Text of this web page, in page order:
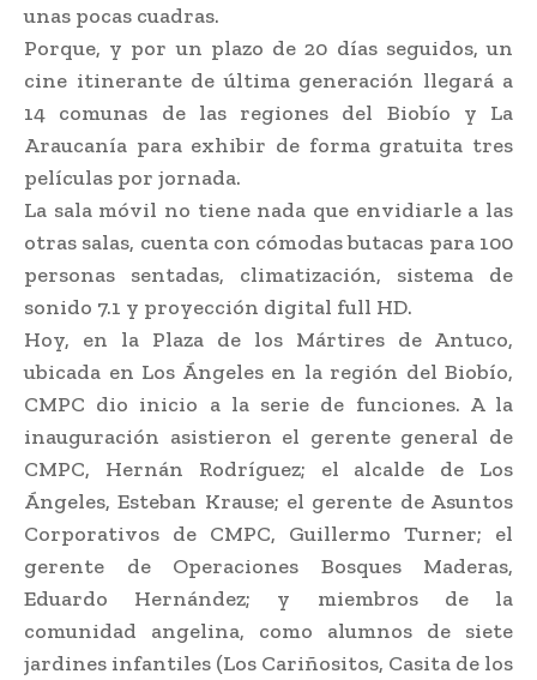
unas pocas cuadras.
Porque, y por un plazo de 20 días seguidos, un
cine itinerante de última generación llegará a
14 comunas de las regiones del Biobío y La
Araucanía para exhibir de forma gratuita tres
películas por jornada.
La sala móvil no tiene nada que envidiarle a las
otras salas, cuenta con cómodas butacas para 100
personas sentadas, climatización, sistema de
sonido 7.1 y proyección digital full HD.
Hoy, en la Plaza de los Mártires de Antuco,
ubicada en Los Ángeles en la región del Biobío,
CMPC dio inicio a la serie de funciones. A la
inauguración asistieron el gerente general de
CMPC, Hernán Rodríguez; el alcalde de Los
Ángeles, Esteban Krause; el gerente de Asuntos
Corporativos de CMPC, Guillermo Turner; el
gerente de Operaciones Bosques Maderas,
Eduardo Hernández; y miembros de la
comunidad angelina, como alumnos de siete
jardines infantiles (Los Cariñositos, Casita de los